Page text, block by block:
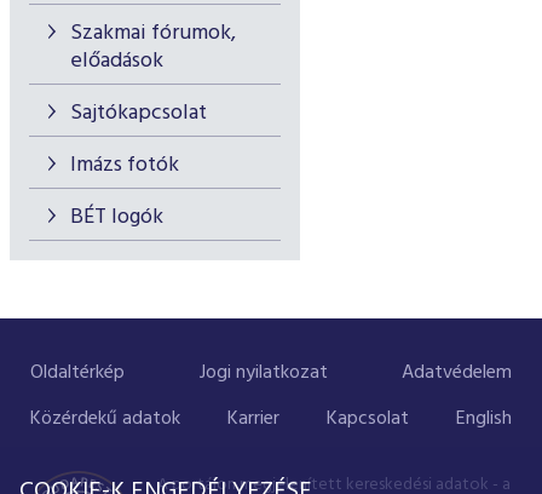
Szakmai fórumok,
előadások
Sajtókapcsolat
Imázs fotók
BÉT logók
Oldaltérkép Jogi nyilatkozat
Adatvédelem
Közérdekű adatok
Karrier Kapcsolat English
A portálon megjelenített kereskedési adatok - a